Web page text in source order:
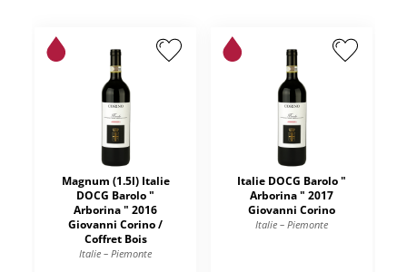
Magnum (1.5l) Italie
DOCG Barolo "
Arborina " 2016
Giovanni Corino /
Coffret Bois
Italie – Piemonte
Italie DOCG Barolo "
Arborina " 2017
Giovanni Corino
Italie – Piemonte